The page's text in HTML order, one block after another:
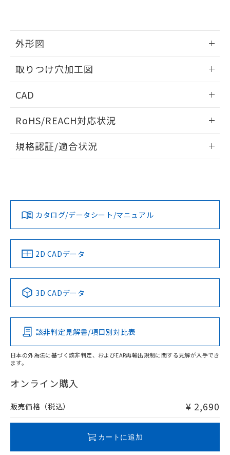
外形図
取りつけ穴加工図
CAD
ドすることができます。
ログイン/会員登録
ダウンロードデータをご利用いただく前に、以下を必ずお読
みください。
ソフトウェアの使用条件
RoHS/REACH対応状況
EU RoHS 注意事項・凡例
対応済み
中国 RoHS 注意事項・凡例
Pb Hg Cd Cr(VI)
O
在庫等で未対応品が混在する可能性があります。
問い合わせください。
規格認証/適合状況
LR型式承認
（イギリス
船舶規格）
DNV型式承認
（ノルウェー
BV型式承認
（フランス
KR型式
（韓国
No No No No
この製品の規格認証/適合状況ページへ
その他の認証はこちらのページからご検索ください
カタログ/データシート/マニュアル
2D CADデータ
3D CADデータ
該非判定見解書/項目別対比表
日本の外為法に基づく該非判定、およびEAR再輸出規制に関する見解が入手でき
ます。
オンライン購入
販売価格（税込） ¥ 2,690
カートに追加
欄に対応日を記載しておりました。
既に当社にて対応品への在庫切替を完了
り、2022年1月12日より割愛しておりま
す。